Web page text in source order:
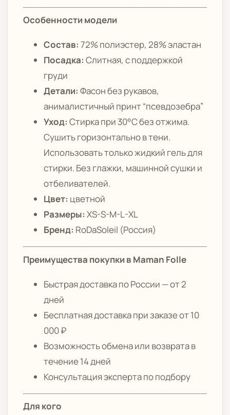
Особенности модели
Состав: 72% полиэстер, 28% эластан
Посадка: Слитная, с поддержкой
груди
Детали: Фасон без рукавов,
анималистичный принт “псевдозебра”
Уход: Стирка при 30°C без отжима.
Сушить горизонтально в тени.
Использовать только жидкий гель для
стирки. Без глажки, машинной сушки и
отбеливателей.
Цвет: цветной
Размеры: XS-S-M-L-XL
Бренд: RoDaSoleil (Россия)
Преимущества покупки в Maman Folle
Быстрая доставка по России — от 2
дней
Бесплатная доставка при заказе от 10
000 ₽
Возможность обмена или возврата в
течение 14 дней
Консультация эксперта по подбору
Для кого